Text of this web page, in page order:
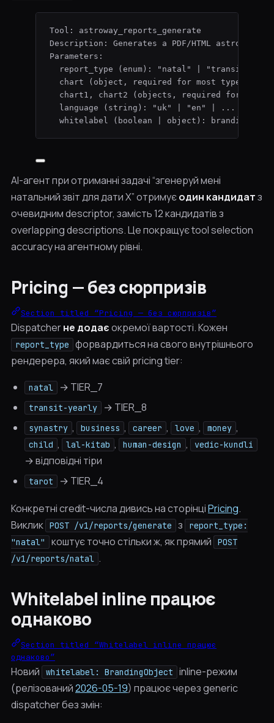
Tool: astroway_reports_generate
Description: Generates a PDF/HTML
Parameters:
report_type (enum): "natal" | "transit-
chart (object, required for most types):
chart1, chart2 (objects, required for
language (string): "uk" | "en" | ...
whitelabel (boolean | object): branding
AI-агент при отриманні задачі “згенеруй мені
натальний звіт для дати X” отримуєодин кандидатз
очевидним descriptor, замість 12 кандидатів з
overlapping descriptions. Це покращує tool selection
accuracy на агентному рівні.
Pricing — без сюрпризів
Section titled “Pricing — без сюрпризів”
Dispatcherне додаєокремої вартості. Кожен
report_type
форвардиться на свого внутрішнього
рендерера, який має свій pricing tier:
natal → TIER_7
transit-yearly → TIER_8
synastry , business , career , love , money ,
child , lal-kitab , human-design , vedic-kundli
→ відповідні тіри
tarot → TIER_4
Конкретні credit-числа дивись на сторінціPricing.
Виклик POST /v1/reports/generate з
report_type:
"natal"
коштує точно стільки ж, як прямий
POST
/v1/reports/natal .
Whitelabel inline працює
однаково
Section titled “Whitelabel inline працює
однаково”
Новий whitelabel: BrandingObject
inline-режим
(релізований2026-05-19) працює через generic
dispatcher без змін: